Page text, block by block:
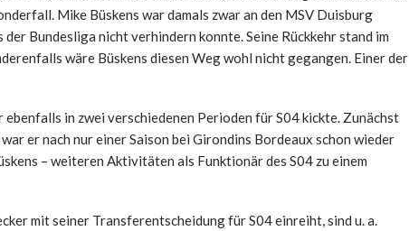
Mike Büskens war damals zwar an den MSV Duisburg
Bundesliga nicht verhindern konnte. Seine Rückkehr stand im
wäre Büskens diesen Weg wohl nicht gegangen. Einer der
in zwei verschiedenen Perioden für S04 kickte. Zunächst
er nach nur einer Saison bei Girondins Bordeaux schon wieder
– weiteren Aktivitäten als Funktionär des S04 zu einem
mit seiner Transferentscheidung für S04 einreiht, sind u. a.